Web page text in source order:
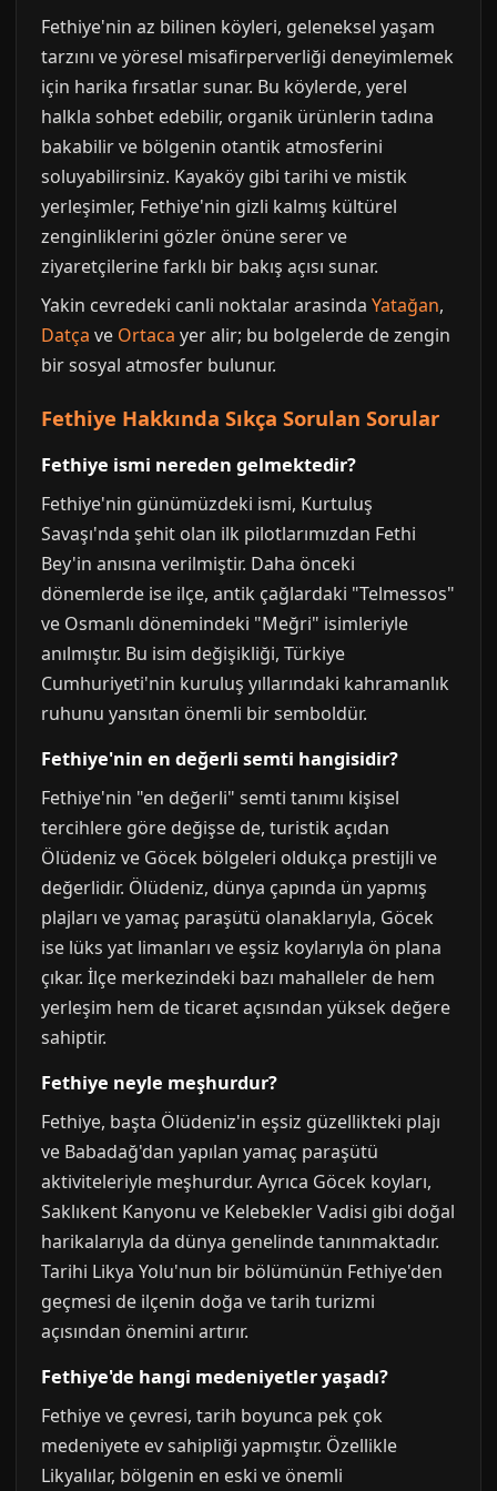
Fethiye'nin az bilinen köyleri, geleneksel yaşam
tarzını ve yöresel misafirperverliği deneyimlemek
için harika fırsatlar sunar. Bu köylerde, yerel
halkla sohbet edebilir, organik ürünlerin tadına
bakabilir ve bölgenin otantik atmosferini
soluyabilirsiniz. Kayaköy gibi tarihi ve mistik
yerleşimler, Fethiye'nin gizli kalmış kültürel
zenginliklerini gözler önüne serer ve
ziyaretçilerine farklı bir bakış açısı sunar.
Yakin cevredeki canli noktalar arasinda Yatağan,
Datça ve Ortaca yer alir; bu bolgelerde de zengin
bir sosyal atmosfer bulunur.
Fethiye Hakkında Sıkça Sorulan Sorular
Fethiye ismi nereden gelmektedir?
Fethiye'nin günümüzdeki ismi, Kurtuluş
Savaşı'nda şehit olan ilk pilotlarımızdan Fethi
Bey'in anısına verilmiştir. Daha önceki
dönemlerde ise ilçe, antik çağlardaki "Telmessos"
ve Osmanlı dönemindeki "Meğri" isimleriyle
anılmıştır. Bu isim değişikliği, Türkiye
Cumhuriyeti'nin kuruluş yıllarındaki kahramanlık
ruhunu yansıtan önemli bir semboldür.
Fethiye'nin en değerli semti hangisidir?
Fethiye'nin "en değerli" semti tanımı kişisel
tercihlere göre değişse de, turistik açıdan
Ölüdeniz ve Göcek bölgeleri oldukça prestijli ve
değerlidir. Ölüdeniz, dünya çapında ün yapmış
plajları ve yamaç paraşütü olanaklarıyla, Göcek
ise lüks yat limanları ve eşsiz koylarıyla ön plana
çıkar. İlçe merkezindeki bazı mahalleler de hem
yerleşim hem de ticaret açısından yüksek değere
sahiptir.
Fethiye neyle meşhurdur?
Fethiye, başta Ölüdeniz'in eşsiz güzellikteki plajı
ve Babadağ'dan yapılan yamaç paraşütü
aktiviteleriyle meşhurdur. Ayrıca Göcek koyları,
Saklıkent Kanyonu ve Kelebekler Vadisi gibi doğal
harikalarıyla da dünya genelinde tanınmaktadır.
Tarihi Likya Yolu'nun bir bölümünün Fethiye'den
geçmesi de ilçenin doğa ve tarih turizmi
açısından önemini artırır.
Fethiye'de hangi medeniyetler yaşadı?
Fethiye ve çevresi, tarih boyunca pek çok
medeniyete ev sahipliği yapmıştır. Özellikle
Likyalılar, bölgenin en eski ve önemli